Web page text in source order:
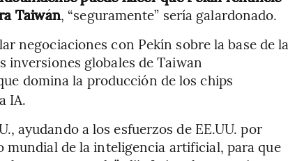
Taiwán, “seguramente” sería galardonado.
negociaciones con Pekín sobre la base de la
inversiones globales de Taiwan
domina la producción de los chips
IA.
ayudando a los esfuerzos de EE.UU. por
de la inteligencia artificial, para que